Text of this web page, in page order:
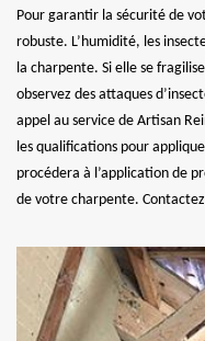
Pour garantir la sécurité de
robuste. L’humidité, les
la charpente. Si elle se
observez des attaques
appel au service de Artisan
les qualifications pour
procédera à l’application de
de votre charpente.